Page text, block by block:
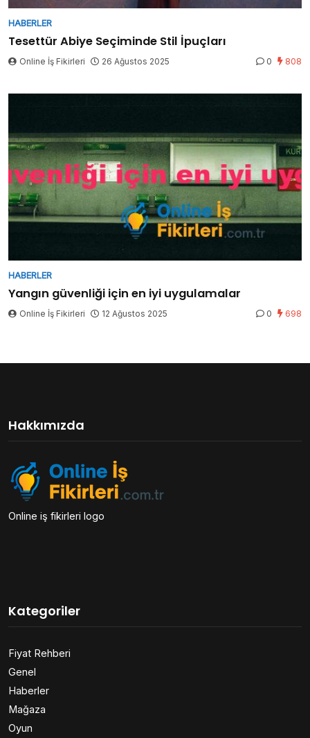
HABERLER
Tesettür Abiye Seçiminde Stil İpuçları
Online İş Fikirleri 26 Ağustos 2025 0 808
HABERLER
Yangın güvenliği için en iyi uygulamalar
Online İş Fikirleri 12 Ağustos 2025 0 698
Hakkımızda
Online iş fikirleri logo
Kategoriler
Fiyat Rehberi
Genel
Haberler
Mağaza
Oyun